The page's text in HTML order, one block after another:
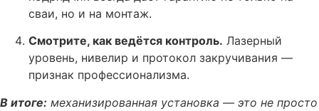
сваи, но и на монтаж.
Смотрите, как ведётся контроль. Лазерный
уровень, нивелир и протокол закручивания —
признак профессионализма.
В итоге: механизированная установка — это не просто